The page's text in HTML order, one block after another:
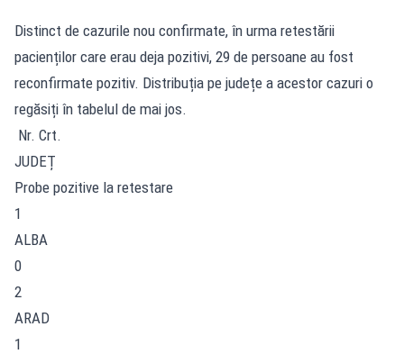
Distinct de cazurile nou confirmate, în urma retestării
pacienților care erau deja pozitivi, 29 de persoane au fost
reconfirmate pozitiv. Distribuția pe județe a acestor cazuri o
regăsiți în tabelul de mai jos.
Nr. Crt.
JUDEȚ
Probe pozitive la retestare
1
ALBA
0
2
ARAD
1